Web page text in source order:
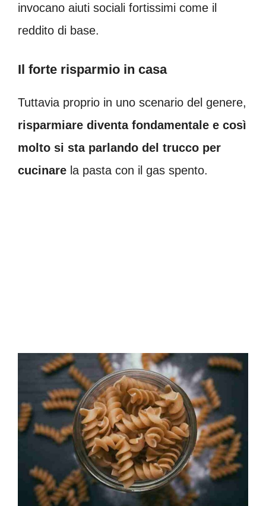
invocano aiuti sociali fortissimi come il
reddito di base.
Il forte risparmio in casa
Tuttavia proprio in uno scenario del genere,
risparmiare diventa fondamentale e così
molto si sta parlando del trucco per
cucinare la pasta con il gas spento.